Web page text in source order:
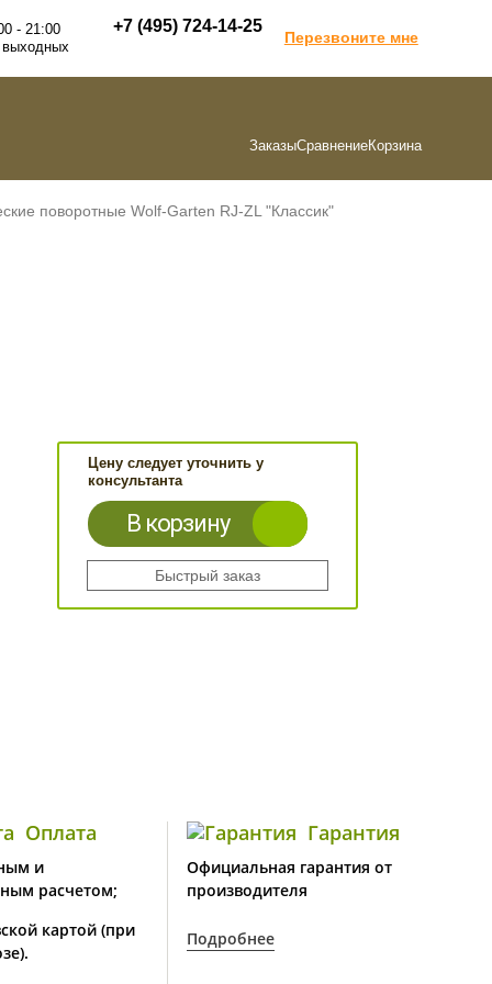
- 21:00
выходных
+7 (495) 724-14-25
Перезвоните мне
ЗаказыСравнениеКорзина
поворотные Wolf-Garten RJ-ZL "Классик"
Цену следует уточнить у
консультанта
В корзину
Быстрый заказ
Оплата
и
расчетом;
картой (при
Гарантия
Официальная гарантия от
производителя
Подробнее